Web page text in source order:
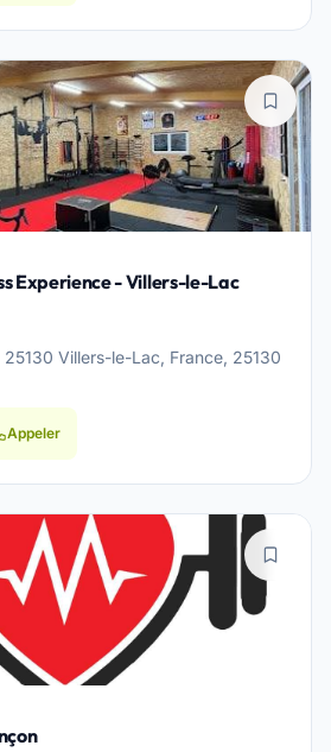
Experience - Villers-le-Lac
25130 Villers-le-Lac, France, 25130
Appeler